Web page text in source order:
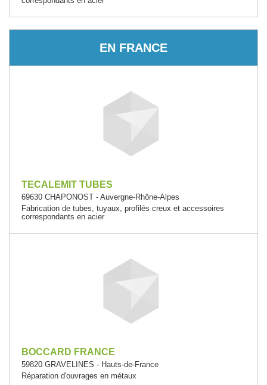
EN FRANCE
TECALEMIT TUBES
69630 CHAPONOST - Auvergne-Rhône-Alpes
Fabrication de tubes, tuyaux, profilés creux et accessoires
correspondants en acier
BOCCARD FRANCE
59820 GRAVELINES - Hauts-de-France
Réparation d'ouvrages en métaux